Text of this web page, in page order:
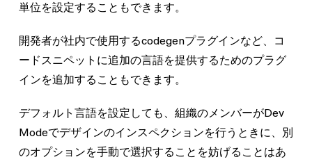
単位を設定することもできます。
開発者が社内で使用するcodegenプラグインなど、コ
ードスニペットに追加の言語を提供するためのプラグ
インを追加することもできます。
デフォルト言語を設定しても、組織のメンバーがDev
Modeでデザインのインスペクションを行うときに、別
のオプションを手動で選択することを妨げることはあ